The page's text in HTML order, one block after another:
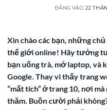
ĐĂNG VÀO 22
Xin chào các bạn, những
thế giới online! Hãy tưởng
bạn uống trà, mở laptop, và
Google. Thay vì thấy trang
“mất tích” ở trang 10, nơi
thăm. Buồn cười phải